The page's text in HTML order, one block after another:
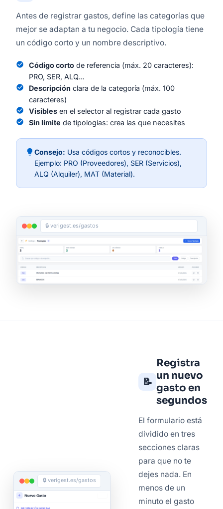
Antes de registrar gastos, define las categorías que
mejor se adaptan a tu negocio. Cada tipología tiene
un código corto y un nombre descriptivo.
check_circle Código cortode referencia (máx. 20 caracteres):
PRO, SER, ALQ…
check_circle Descripción clara de la categoría (máx. 100
caracteres)
check_circle Visiblesen el selector al registrar cada gasto
check_circle Sin límite de tipologías: crea las que necesites
lightbulb Consejo: Usa códigos cortos y reconocibles.
Ejemplo: PRO (Proveedores), SER (Servicios),
ALQ (Alquiler), MAT (Material).
🔒 verigest.es/gastos
📝
Registra
un nuevo
gasto en
segundos
El formulario está
dividido en tres
secciones claras
para que no te
dejes nada. En
menos de un
minuto el gasto
🔒 verigest.es/gastos